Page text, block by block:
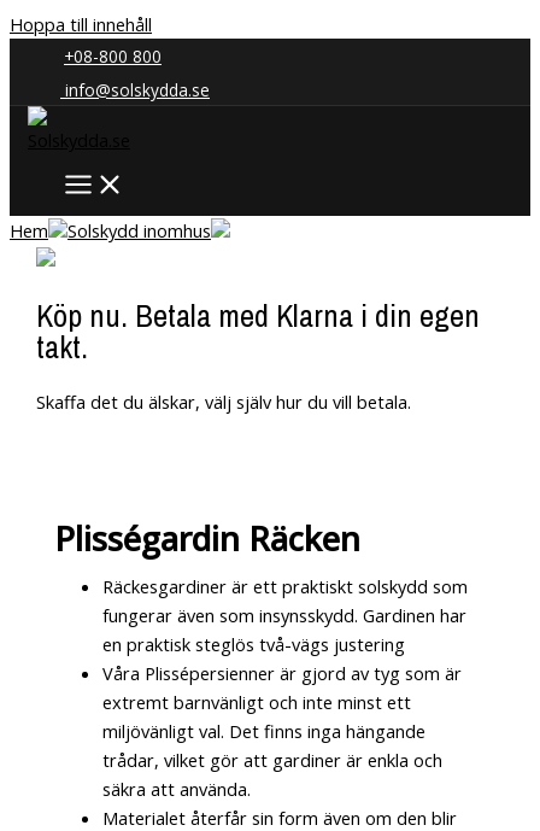
Hoppa till innehåll
+08-800 800
info@solskydda.se
Hem Solskydd inomhus
Köp nu. Betala med Klarna i din egen
takt.
Skaffa det du älskar, välj själv hur du vill betala.
Plisségardin Räcken
Räckesgardiner är ett praktiskt solskydd som
fungerar även som insynsskydd. Gardinen har
en praktisk steglös två-vägs justering
Våra Plissépersienner är gjord av tyg som är
extremt barnvänligt och inte minst ett
miljövänligt val. Det finns inga hängande
trådar, vilket gör att gardiner är enkla och
säkra att använda.
Materialet återfår sin form även om den blir